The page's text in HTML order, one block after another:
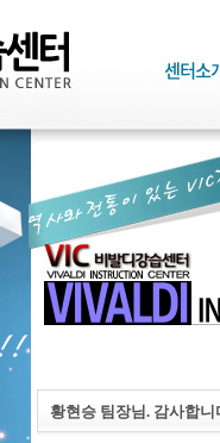
황현승 팀장님. 감사합니